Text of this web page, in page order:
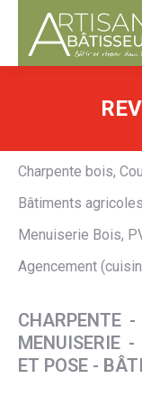
Charpente bois,
Bâtiments
Menuiserie Bois,
Agencement
CHARPENTE
MENUISERIE
ET POSE -